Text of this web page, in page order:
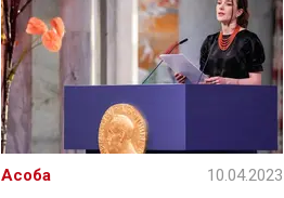
Асоба 10.04.2023